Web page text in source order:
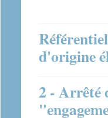
d'origine
2 - Arrêté